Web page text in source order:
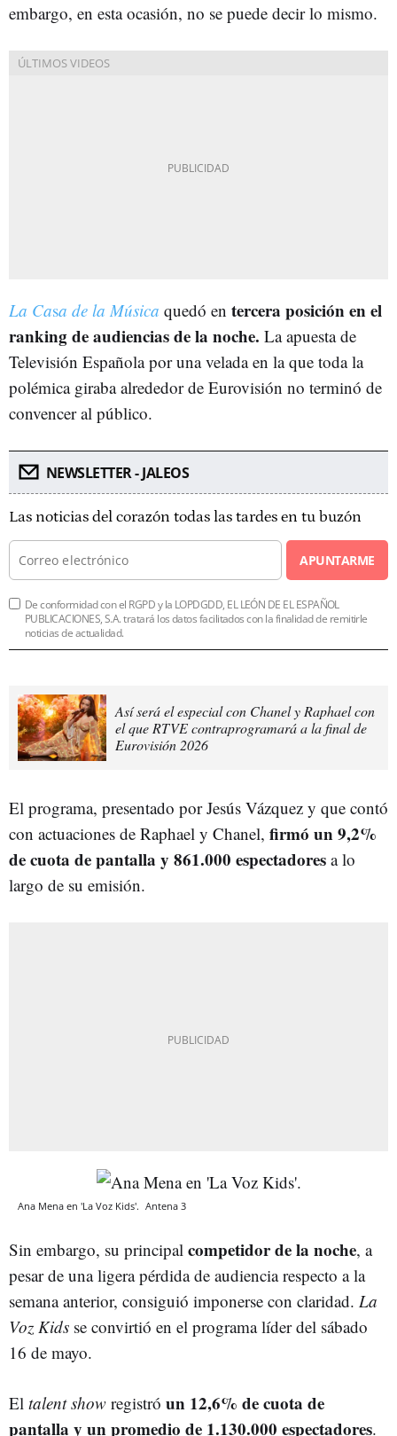
embargo, en esta ocasión, no se puede decir lo mismo.
La Casa de la Música quedó en tercera posición en el
ranking de audiencias de la noche. La apuesta de
Televisión Española por una velada en la que toda la
polémica giraba alrededor de Eurovisión no terminó de
convencer al público.
NEWSLETTER - JALEOS
Las noticias del corazón todas las tardes en tu buzón
APUNTARME
De conformidad con el RGPD y la LOPDGDD, EL LEÓN DE EL ESPAÑOL
PUBLICACIONES, S.A. tratará los datos facilitados con la finalidad de remitirle
noticias de actualidad.
Así será el especial con Chanel y Raphael con
el que RTVE contraprogramará a la final de
Eurovisión 2026
El programa, presentado por Jesús Vázquez y que contó
con actuaciones de Raphael y Chanel, firmó un 9,2%
de cuota de pantalla y 861.000 espectadores a lo
largo de su emisión.
Ana Mena en 'La Voz Kids'. Antena 3
Sin embargo, su principal competidor de la noche, a
pesar de una ligera pérdida de audiencia respecto a la
semana anterior, consiguió imponerse con claridad. La
Voz Kids se convirtió en el programa líder del sábado
16 de mayo.
El talent show registró un 12,6% de cuota de
pantalla y un promedio de 1.130.000 espectadores.